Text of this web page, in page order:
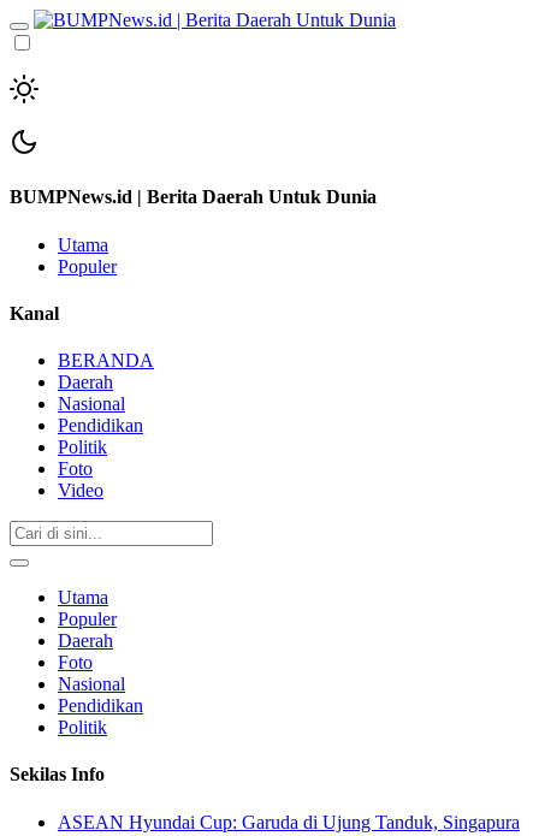
BUMPNews.id | Berita Daerah Untuk Dunia
Utama
Populer
Kanal
BERANDA
Daerah
Nasional
Pendidikan
Politik
Foto
Video
Utama
Populer
Daerah
Foto
Nasional
Pendidikan
Politik
Sekilas Info
ASEAN Hyundai Cup: Garuda di Ujung Tanduk, Singapura